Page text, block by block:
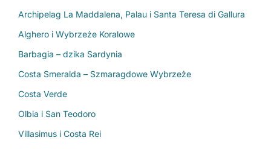
Archipelag La Maddalena, Palau i Santa Teresa di Gallura
Alghero i Wybrzeże Koralowe
Barbagia – dzika Sardynia
Costa Smeralda – Szmaragdowe Wybrzeże
Costa Verde
Olbia i San Teodoro
Villasimus i Costa Rei